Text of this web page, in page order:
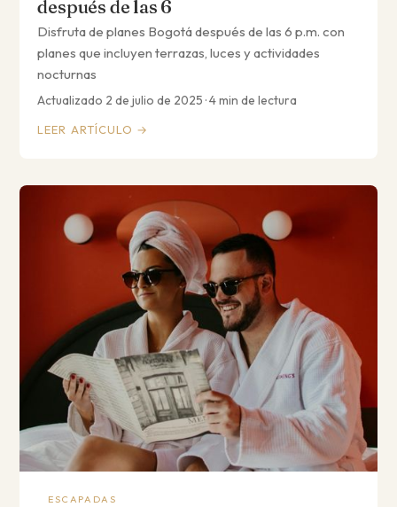
después de las 6
Disfruta de planes Bogotá después de las 6 p.m. con
planes que incluyen terrazas, luces y actividades
nocturnas
Actualizado 2 de julio de 2025 · 4 min de lectura
LEER ARTÍCULO →
ESCAPADAS